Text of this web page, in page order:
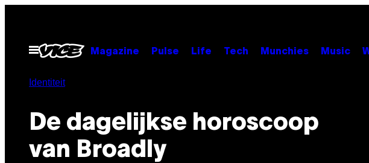
Open
menu
Magazine Pulse Life Tech Munchies Music
Identiteit
De dagelijkse horoscoop
van Broadly